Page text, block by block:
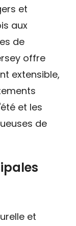
et
aux
de
offre
extensible,
et les
de
et